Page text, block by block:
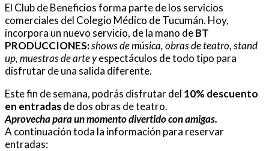
El Club de Beneficios forma parte de los servicios
comerciales del Colegio Médico de Tucumán. Hoy,
incorpora un nuevo servicio, de la mano deBT
PRODUCCIONES:shows de música, obras de teatro, stand
up, muestras de arte yespectáculos de todo tipo para
disfrutar de una salida diferente.
Este fin de semana, podrás disfrutar del 10% descuento
en entradasde dos obras de teatro.
Aprovecha para un momento divertido con amigas.
A continuación toda la información para reservar
entradas: